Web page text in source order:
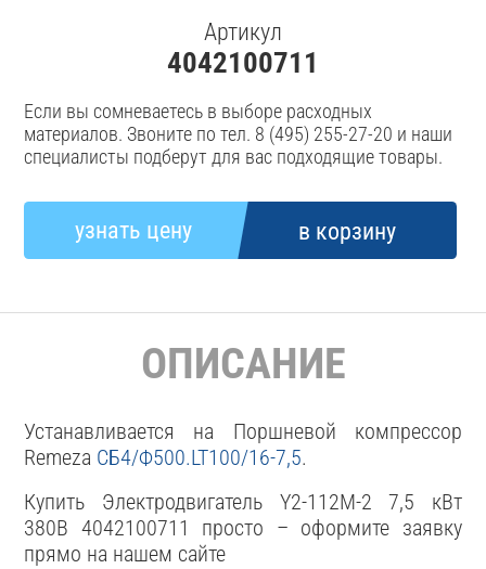
Артикул
4042100711
Если вы сомневаетесь в выборе расходных
материалов. Звоните по тел. 8 (495) 255-27-20 и наши
специалисты подберут для вас подходящие товары.
ОПИСАНИЕ
Устанавливается на Поршневой компрессор
Remeza СБ4/Ф500.LT100/16-7,5.
Купить Электродвигатель Y2-112M-2 7,5 кВт
380В 4042100711 просто – оформите заявку
прямо на нашем сайте